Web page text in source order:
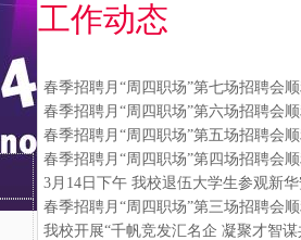
工作动态
春季招聘月“周四职场”第七场招聘会
春季招聘月“周四职场”第六场招聘会
春季招聘月“周四职场”第五场招聘会
春季招聘月“周四职场”第四场招聘会
3月14日下午 我校退伍大学生参观新
春季招聘月“周四职场”第三场招聘会
我校开展“千帆竞发汇名企 凝聚才智